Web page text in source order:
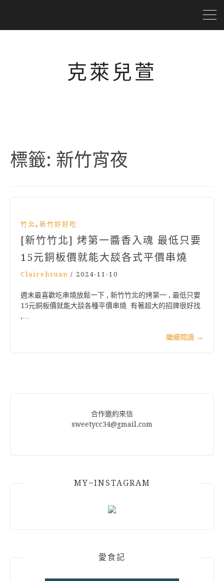
克萊兒萱
標籤: 新竹宵夜
竹北 , 新竹好好吃
[新竹竹北] 烤第一醬香入魂 最低只要
15元銅板價就能大舕各式平價串燒
Clairehsuan / 2024-11-10
週末最喜歡吃串燒放鬆一下 , 新竹竹北的烤第一 , 最低只要
15元銅板價就能大舕各種平價串燒 有著超大的招牌很好找
,…
繼續閱讀 →
合作邀約來信
sweetycc34@gmail.com
MY~INSTAGRAM
愛食記